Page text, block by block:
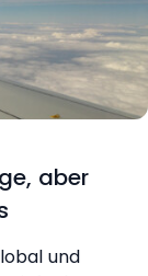
aber
und